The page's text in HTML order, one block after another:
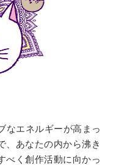
なエネルギーが高まっ
、あなたの内から沸き
べく創作活動に向かっ